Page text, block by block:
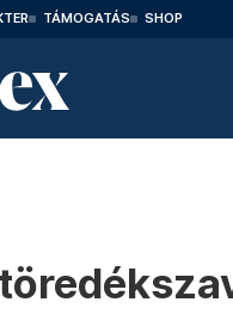
TÁMOGATÁS SHOP